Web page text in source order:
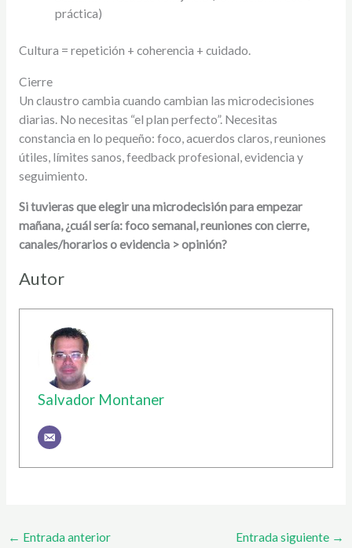
práctica)
Cultura = repetición + coherencia + cuidado.
Cierre
Un claustro cambia cuando cambian las microdecisiones
diarias. No necesitas “el plan perfecto”. Necesitas
constancia en lo pequeño: foco, acuerdos claros, reuniones
útiles, límites sanos, feedback profesional, evidencia y
seguimiento.
Si tuvieras que elegir una microdecisión para empezar
mañana, ¿cuál sería: foco semanal, reuniones con cierre,
canales/horarios o evidencia > opinión?
Autor
Salvador Montaner
← Entrada anterior Entrada siguiente →